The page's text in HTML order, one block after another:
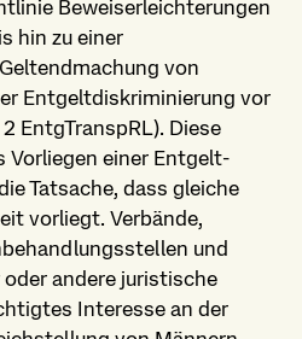
Beweis­erleichterungen
hin zu einer
von
Entgelt­diskriminierung vor
EntgTranspRL). Diese
Vorliegen einer Entgelt­
Tatsache, dass gleiche
vorliegt. Verbände,
und
andere juristische
Interesse an der